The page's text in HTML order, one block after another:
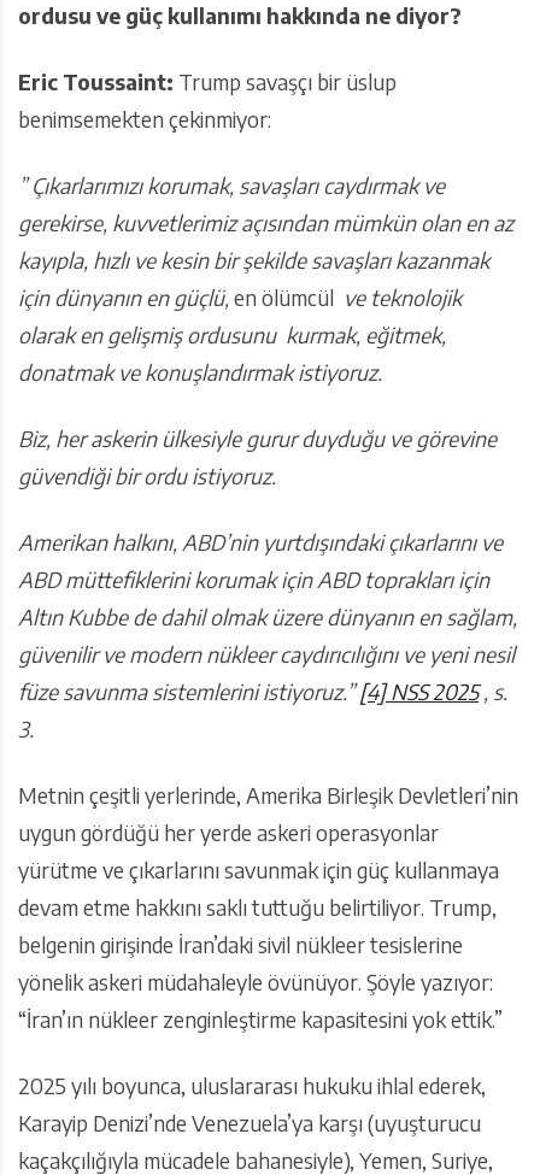
ordusu ve güç kullanımı hakkında ne diyor?
Eric Toussaint: Trump savaşçı bir üslup
benimsemekten çekinmiyor:
” Çıkarlarımızı korumak, savaşları caydırmak ve
gerekirse, kuvvetlerimiz açısından mümkün olan en az
kayıpla, hızlı ve kesin bir şekilde savaşları kazanmak
için dünyanın en güçlü, en ölümcül ve teknolojik
olarak en gelişmiş ordusunu kurmak, eğitmek,
donatmak ve konuşlandırmak istiyoruz.
Biz, her askerin ülkesiyle gurur duyduğu ve görevine
güvendiği bir ordu istiyoruz.
Amerikan halkını, ABD’nin yurtdışındaki çıkarlarını ve
ABD müttefiklerini korumak için ABD toprakları için
Altın Kubbe de dahil olmak üzere dünyanın en sağlam,
güvenilir ve modern nükleer caydırıcılığını ve yeni nesil
füze savunma sistemlerini istiyoruz.”[4]NSS 2025, s.
3.
Metnin çeşitli yerlerinde, Amerika Birleşik Devletleri’nin
uygun gördüğü her yerde askeri operasyonlar
yürütme ve çıkarlarını savunmak için güç kullanmaya
devam etme hakkını saklı tuttuğu belirtiliyor. Trump,
belgenin girişinde İran’daki sivil nükleer tesislerine
yönelik askeri müdahaleyle övünüyor. Şöyle yazıyor:
“İran’ın nükleer zenginleştirme kapasitesini yok ettik.”
2025 yılı boyunca, uluslararası hukuku ihlal ederek,
Karayip Denizi’nde Venezuela’ya karşı (uyuşturucu
kaçakçılığıyla mücadele bahanesiyle), Yemen, Suriye,